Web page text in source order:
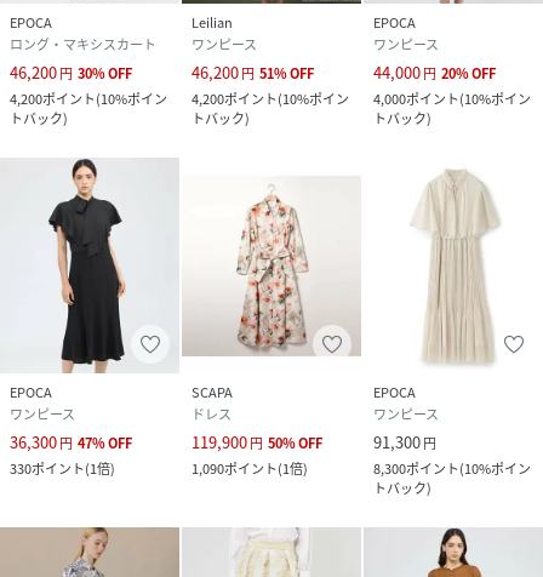
EPOCA
ロング・マキシスカート
46,200円 30%OFF
4,200ポイント(10%ポイン
トバック)
Leilian
ワンピース
46,200円 51%OFF
4,200ポイント(10%ポイン
トバック)
EPOCA
ワンピース
44,000円 20%OFF
4,000ポイント(10%ポイン
トバック)
EPOCA
ワンピース
36,300円 47%OFF
330ポイント(1倍)
SCAPA
ドレス
119,900円 50%OFF
1,090ポイント(1倍)
EPOCA
ワンピース
91,300円
8,300ポイント(10%ポイン
トバック)